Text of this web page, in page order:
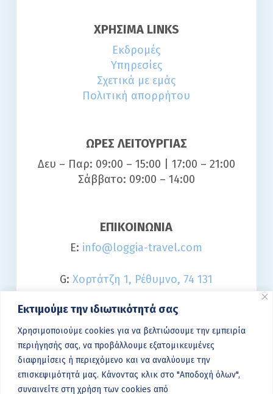
Εκτιμούμε την ιδιωτικότητά σας
Χρησιμοποιούμε cookies για να βελτιώσουμε την εμπειρία
περιήγησής σας, να προβάλλουμε εξατομικευμένες
διαφημίσεις ή περιεχόμενο και να αναλύουμε την
επισκεψιμότητά μας. Κάνοντας κλικ στο "Αποδοχή όλων",
συναινείτε στη χρήση των cookies από
ΧΡΗΣΙΜΑ LINKS
Εκδρομές
Υπηρεσίες
Σχετικά με εμάς
Πολιτική απορρήτου
ΩΡΕΣ ΛΕΙΤΟΥΡΓΙΑΣ
Δευ – Παρ: 09:00 – 15:00 | 17:00 – 21:00
Σάββατο: 09:00 – 14:00
ΕΠΙΚΟΙΝΩΝΙΑ
E: info@loggia-travel.com
G:Χορτάτζη 1, Ρέθυμνο, 74 131
T:2831 021042
SOCIAL MEDIA